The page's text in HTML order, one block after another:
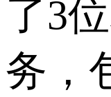
了3
务，